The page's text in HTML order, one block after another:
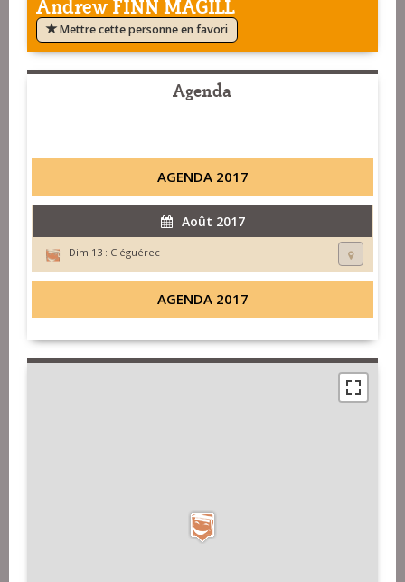
Mettre cette personne en favori
Agenda
AGENDA 2017
Août 2017
Dim 13 : Cléguérec
AGENDA 2017